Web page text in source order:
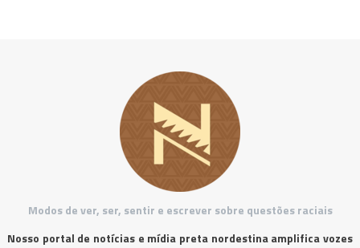
Modos de ver, ser, sentir e escrever sobre questões raciais
Nosso portal de notícias e mídia preta nordestina amplifica vozes